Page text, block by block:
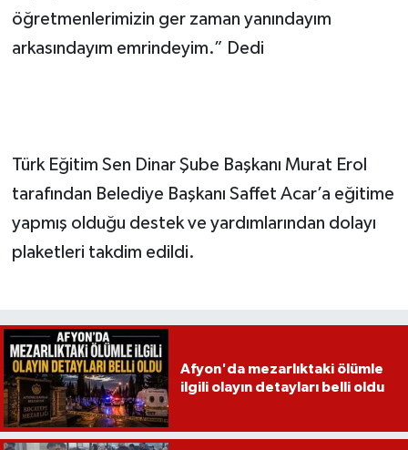
öğretmenlerimizin ger zaman yanındayım
arkasındayım emrindeyim.” Dedi
Türk Eğitim Sen Dinar Şube Başkanı Murat Erol
tarafından Belediye Başkanı Saffet Acar’a eğitime
yapmış olduğu destek ve yardımlarından dolayı
plaketleri takdim edildi.
Afyon'da mezarlıktaki ölümle
ilgili olayın detayları belli oldu